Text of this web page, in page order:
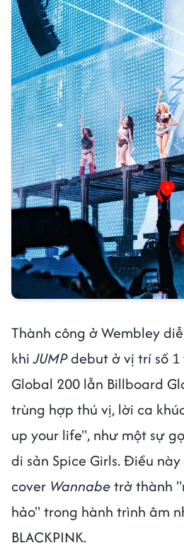
Thành công ở Wembley
khiJUMPdebut ở vị trí số
Global 200 lẫn Billboard
trùng hợp thú vị, lời ca
up your life", như một sự
di sản Spice Girls. Điều
cover Wannabetrở thành
hảo" trong hành trình âm
BLACKPINK.